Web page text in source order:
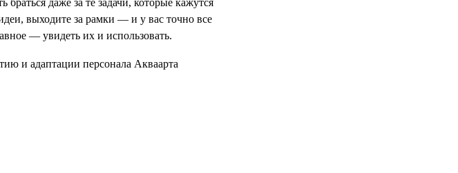
выходите за рамки — и у вас точно все
— увидеть их и использовать.